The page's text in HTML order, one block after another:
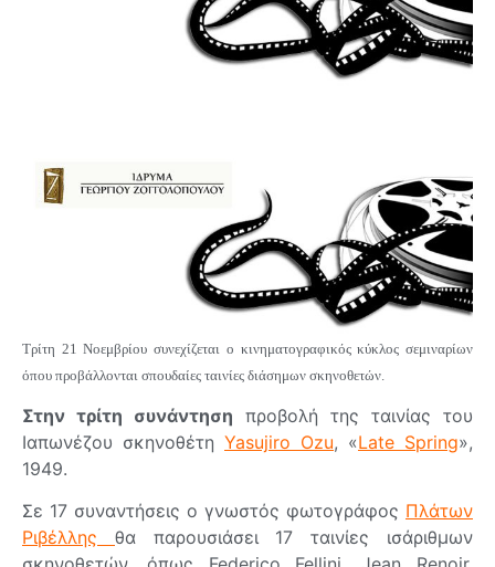
Τρίτη 21 Νοεμβρίου συνεχίζεται ο κινηματογραφικός κύκλος σεμιναρίων
όπου προβάλλονται σπουδαίες ταινίες διάσημων σκηνοθετών.
Στην τρίτη συνάντηση προβολή της ταινίας του
Ιαπωνέζου σκηνοθέτη Yasujiro Ozu, «Late Spring»,
1949.
Σε 17 συναντήσεις ο γνωστός φωτογράφος Πλάτων
Ριβέλλης
θα παρουσιάσει 17 ταινίες ισάριθμων